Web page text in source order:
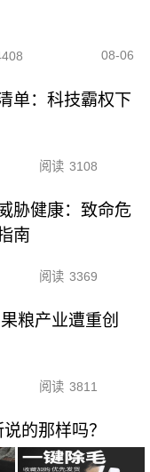
08-06
单：科技霸权下
阅读 3108
胁健康：致命危
南
阅读 3369
粮产业遭重创
阅读 3811
的那样吗？